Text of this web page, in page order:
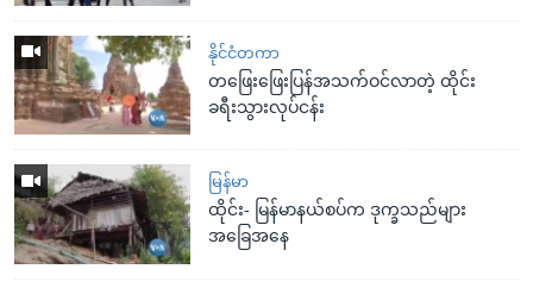
နိုင်ငံတကာ
တဖြေးဖြေးပြန်အသက်ဝင်လာတဲ့ ထိုင်း
ခရီးသွားလုပ်ငန်း
မြန်မာ
ထိုင်း- မြန်မာနယ်စပ်က ဒုက္ခသည်များ
အခြေအနေ